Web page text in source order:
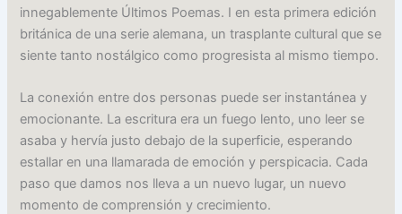
innegablemente Últimos Poemas. I en esta primera edición
británica de una serie alemana, un trasplante cultural que se
siente tanto nostálgico como progresista al mismo tiempo.
La conexión entre dos personas puede ser instantánea y
emocionante. La escritura era un fuego lento, uno leer se
asaba y hervía justo debajo de la superficie, esperando
estallar en una llamarada de emoción y perspicacia. Cada
paso que damos nos lleva a un nuevo lugar, un nuevo
momento de comprensión y crecimiento.